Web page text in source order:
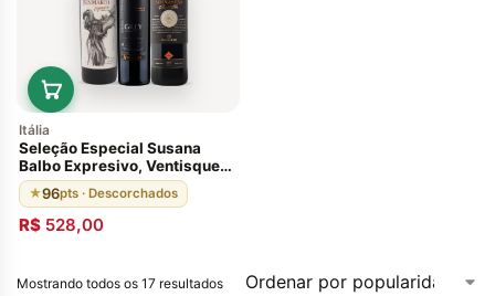
Itália
Seleção Especial Susana
Balbo Expresivo, Ventisquero
Grey Carmenére e
Santagostino
★96pts · Descorchados
R$ 528,00
Mostrando todos os 17 resultados